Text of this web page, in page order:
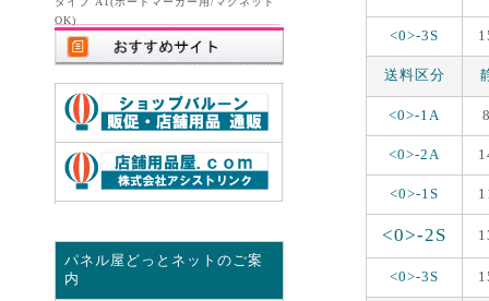
OK)
パネル屋どっとネットのご案
内
<0>-3S
送料区分
<0>-1A
<0>-2A
<0>-1S
<0>-2S
<0>-3S